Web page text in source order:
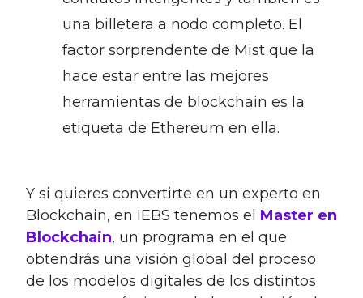
una billetera a nodo completo. El
factor sorprendente de Mist que la
hace estar entre las mejores
herramientas de blockchain es la
etiqueta de Ethereum en ella.
Y si quieres convertirte en un experto en
Blockchain, en IEBS tenemos el Master en
Blockchain, un programa en el que
obtendrás una visión global del proceso
de los modelos digitales de los distintos